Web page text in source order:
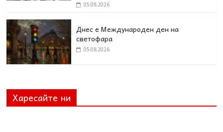
05.08.2026
Днес e Международен ден на
светофара
05.08.2026
Харесайте ни